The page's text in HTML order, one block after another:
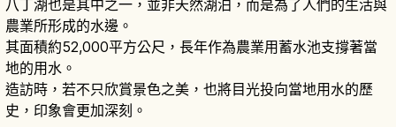
八丁湖也是其中之一，並非天然湖泊，而是為了人們的生活與
農業所形成的水邊。
其面積約52,000平方公尺，長年作為農業用蓄水池支撐著當
地的用水。
造訪時，若不只欣賞景色之美，也將目光投向當地用水的歷
史，印象會更加深刻。